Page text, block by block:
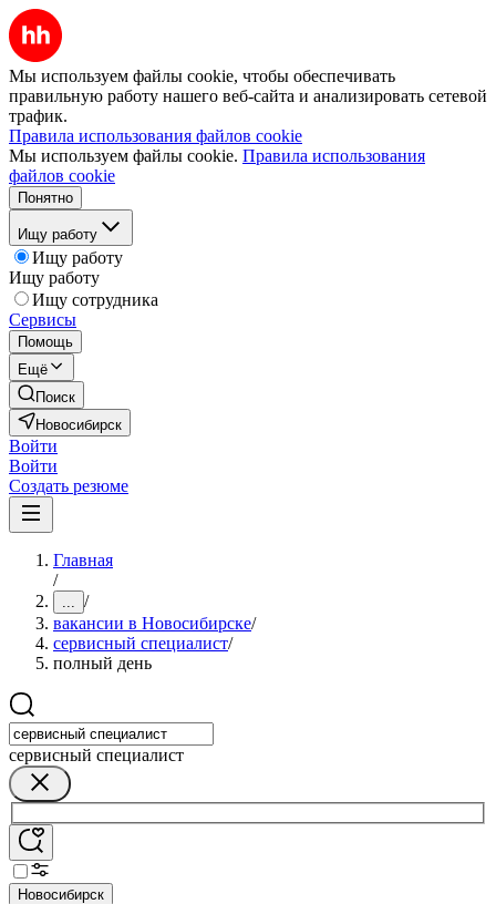
Мы используем файлы cookie, чтобы обеспечивать
правильную работу нашего веб-сайта и анализировать сетевой
трафик.
Правила использования файлов cookie
Мы используем файлы cookie. Правила использования
файлов cookie
Понятно
Ищу работу
Ищу работу
Ищу работу
Ищу сотрудника
Сервисы
Помощь
Ещё
Поиск
Новосибирск
Войти
Войти
Создать резюме
Главная
/
... /
вакансии в Новосибирске/
сервисный специалист/
полный день
сервисный специалист
Новосибирск